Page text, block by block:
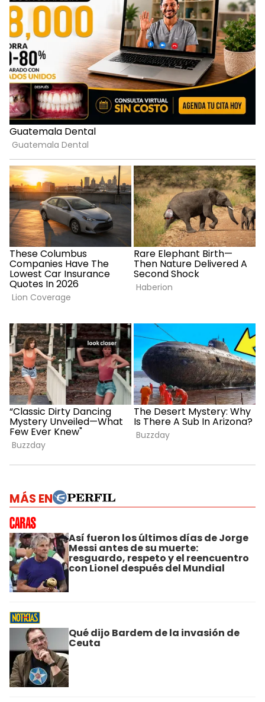
MÁS EN
Así fueron los últimos días de Jorge
Messi antes de su muerte:
resguardo, respeto y el reencuentro
con Lionel después del Mundial
Qué dijo Bardem de la invasión de
Ceuta